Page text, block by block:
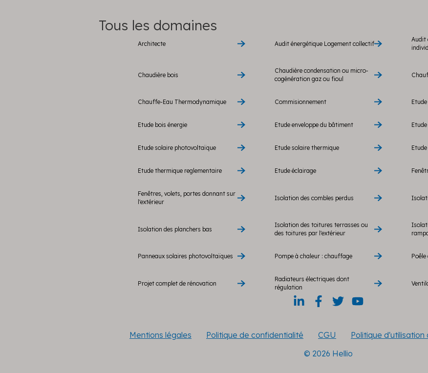
Tous les domaines
Architecte Audit énergétique Logement collectif
Audit
Chaudière bois
Chaudière condensation ou micro-
cogénération gaz ou fioul
Chauffe-Eau Thermodynamique Commisionnement
Etude bois énergie Etude enveloppe du bâtiment
Etude solaire photovoltaïque Etude solaire thermique
Etude thermique reglementaire Etude éclairage
Fenêtres, volets, portes donnant sur
l'extérieur
Isolation des combles perdus
Isolation des planchers bas
Isolation des toitures terrasses ou
des toitures par l'extérieur
Panneaux solaires photovoltaïques Pompe à chaleur : chauffage
Projet complet de rénovation
Radiateurs électriques dont
régulation
Mentions légales Politique de confidentialité CGU Politique d'utilisation
© 2026 Hellio